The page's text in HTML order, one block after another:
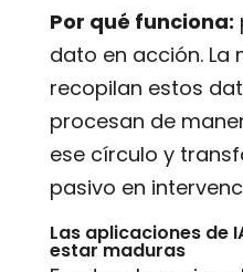
Por qué funciona:
dato en acción. La
recopilan estos
procesan de
ese círculo y
pasivo en
Las aplicaciones de
estar maduras